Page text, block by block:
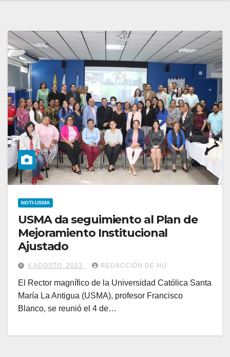
NOTI-USMA
USMA da seguimiento al Plan de
Mejoramiento Institucional
Ajustado
4 AGOSTO, 2023 REDACCIÓN DE HU
El Rector magnífico de la Universidad Católica Santa
María La Antigua (USMA), profesor Francisco
Blanco, se reunió el 4 de…